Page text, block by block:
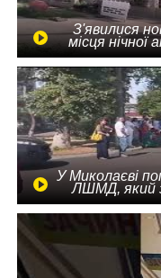
З'явилися
місця нічної
У Миколаєві
ЛШМД, який